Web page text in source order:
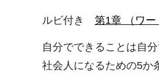
ルビ付き 第1章 （ワー
自分でできることは自
社会人になるための5か